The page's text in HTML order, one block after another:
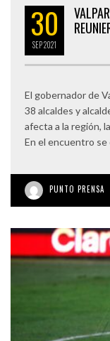
30
SEP2021
El gobernador de
38 alcaldes y
afecta a la región,
En el encuentro se
PUNTO PRENSA